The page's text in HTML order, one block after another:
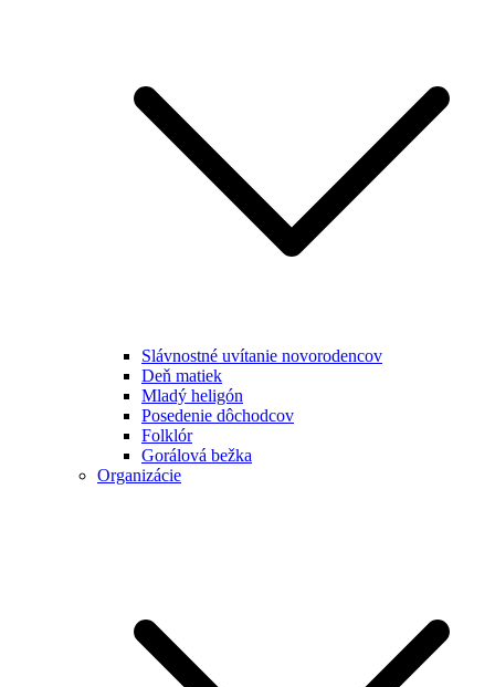
Slávnostné uvítanie novorodencov
Deň matiek
Mladý heligón
Posedenie dôchodcov
Folklór
Gorálová bežka
Organizácie